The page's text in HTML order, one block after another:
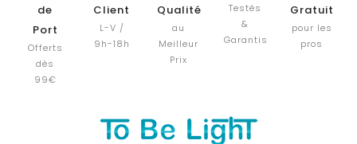
de
Port
Offerts
dès
99€
Client
L-V /
9h-18h
Qualité
au
Meilleur
Prix
Testés
&
Garantis
Gratuit
pour les
pros